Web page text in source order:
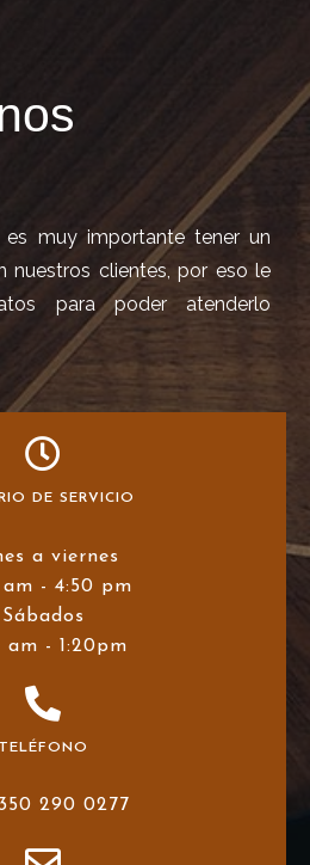
es muy importante tener un
nuestros clientes, por eso le
para poder atenderlo
DE SERVICIO
a viernes
- 4:50 pm
Sábados
am - 1:20pm
TELÉFONO
290 0277